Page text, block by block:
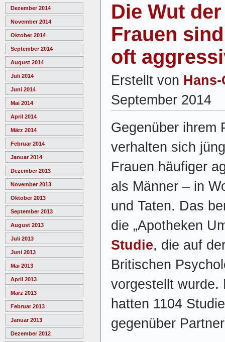
Dezember 2014
November 2014
Oktober 2014
September 2014
August 2014
Juli 2014
Juni 2014
Mai 2014
April 2014
März 2014
Februar 2014
Januar 2014
Dezember 2013
November 2013
Oktober 2013
September 2013
August 2013
Juli 2013
Juni 2013
Mai 2013
April 2013
März 2013
Februar 2013
Januar 2013
Dezember 2012
Die Wut
Frauen
oft
Erstellt von
September 2014
Gegenüber ihrem
verhalten sich
Frauen häufiger
als Männer – in
und Taten. Das
die „Apotheken
Studie, die auf
Britischen
vorgestellt wurde.
hatten 1104
gegenüber